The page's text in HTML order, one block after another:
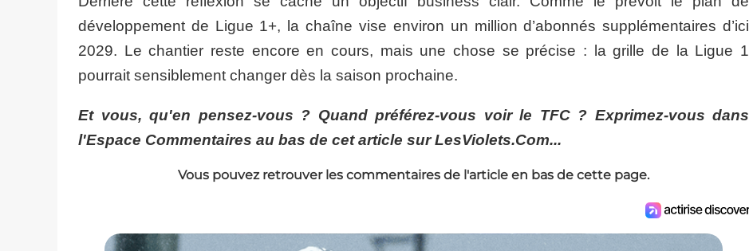
développement de Ligue 1+, la chaîne vise environ un million d’abonnés supplémentaires d’ici
2029. Le chantier reste encore en cours, mais une chose se précise : la grille de la Ligue 1
pourrait sensiblement changer dès la saison prochaine.
Et vous, qu'en pensez-vous ? Quand préférez-vous voir le TFC ? Exprimez-vous dans
l'Espace Commentaires au bas de cet article sur LesViolets.Com...
Vous pouvez retrouver les commentaires de l'article en bas de cette page.